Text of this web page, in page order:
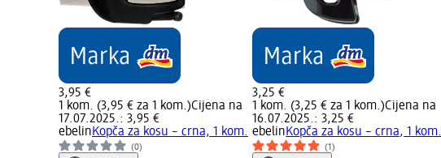
3,95 €
1 kom. (3,95 € za 1 kom.)Cijena na
17.07.2025.: 3,95 €
ebelinKopča za kosu – crna, 1 kom.
(0)
3,25 €
1 kom. (3,25 € za 1 kom.)Cijena na
16.07.2025.: 3,25 €
ebelinKopča za kosu – crna, 1 kom.
(1)